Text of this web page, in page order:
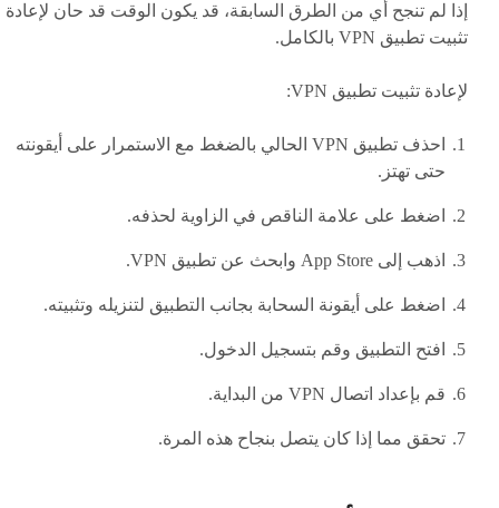
إذا لم تنجح أي من الطرق السابقة، قد يكون الوقت قد حان لإعادة
تثبيت تطبيق VPN بالكامل.
لإعادة تثبيت تطبيق VPN:
احذف تطبيق VPN الحالي بالضغط مع الاستمرار على أيقونته
حتى تهتز.
اضغط على علامة الناقص في الزاوية لحذفه.
اذهب إلى App Store وابحث عن تطبيق VPN.
اضغط على أيقونة السحابة بجانب التطبيق لتنزيله وتثبيته.
افتح التطبيق وقم بتسجيل الدخول.
قم بإعداد اتصال VPN من البداية.
تحقق مما إذا كان يتصل بنجاح هذه المرة.